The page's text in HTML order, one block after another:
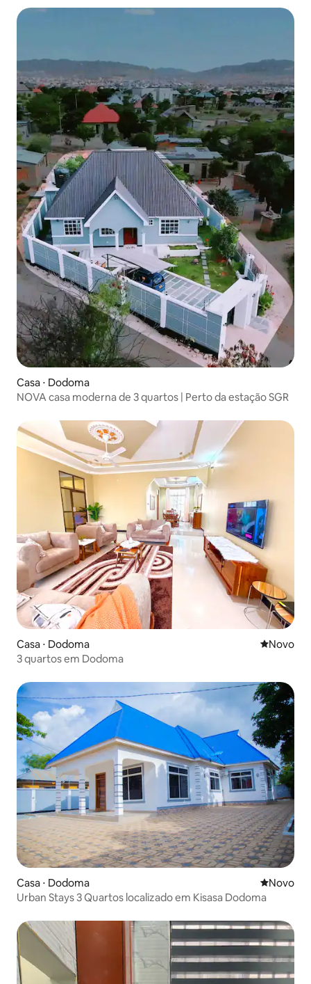
Casa ⋅ Dodoma
NOVA casa moderna de 3 quartos | Perto da estação SGR
Casa ⋅ Dodoma Novo
Novo
3 quartos em Dodoma
Casa ⋅ Dodoma Novo
Novo
Urban Stays 3 Quartos localizado em Kisasa Dodoma